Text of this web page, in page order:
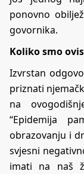
ponovno
govornika.
Koliko smo
Izvrstan
priznati
na
“Epidemija
obrazovanju i
svjesni
imati na naš